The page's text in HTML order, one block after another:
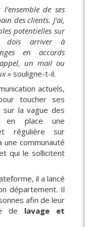
de ses
des clients. J’ai,
potentielles sur
dois arriver à
en accords
un mail ou
» souligne-t-il.
actuels,
toucher ses
la vague des
en place une
et régulière sur
une communauté
qui le sollicitent
il a lancé
département. Il
afin de leur
de lavage et